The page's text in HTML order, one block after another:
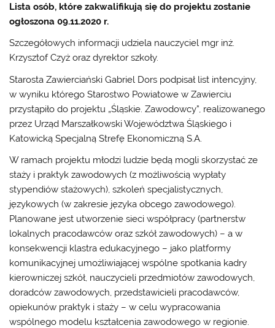
Lista osób, które zakwalifikują się do projektu zostanie
ogłoszona 09.11.2020 r.
Szczegółowych informacji udziela nauczyciel mgr inż.
Krzysztof Czyż oraz dyrektor szkoły.
Starosta Zawierciański Gabriel Dors podpisał list intencyjny,
w wyniku którego Starostwo Powiatowe w Zawierciu
przystąpiło do projektu „Śląskie. Zawodowcy”, realizowanego
przez Urząd Marszałkowski Województwa Śląskiego i
Katowicką Specjalną Strefę Ekonomiczną S.A.
W ramach projektu młodzi ludzie będą mogli skorzystać ze
staży i praktyk zawodowych (z możliwością wypłaty
stypendiów stażowych), szkoleń specjalistycznych,
językowych (w zakresie języka obcego zawodowego).
Planowane jest utworzenie sieci współpracy (partnerstw
lokalnych pracodawców oraz szkół zawodowych) – a w
konsekwencji klastra edukacyjnego – jako platformy
komunikacyjnej umożliwiającej wspólne spotkania kadry
kierowniczej szkół, nauczycieli przedmiotów zawodowych,
doradców zawodowych, przedstawicieli pracodawców,
opiekunów praktyk i staży – w celu wypracowania
wspólnego modelu kształcenia zawodowego w regionie.